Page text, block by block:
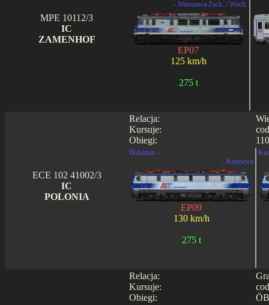
MPE 10112/3
IC
ZAMENHOF
- Warszawa Zach. / Wsch.
EP07
125 km/h
275 t
Relacja:
Kursuje:
Obiegi:
ECE 102 41002/3
IC
POLONIA
Bohumin -
- Katowice
EP09
130 km/h
275 t
Relacja:
Kursuje:
Obiegi: